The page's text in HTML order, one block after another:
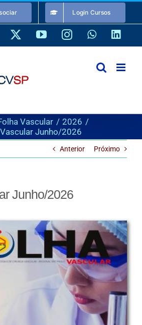
Login Cursos
YouTubeInstagramWhatsApp
Vascular
2026
Junho/2026
Anterior Próximo
Junho/2026